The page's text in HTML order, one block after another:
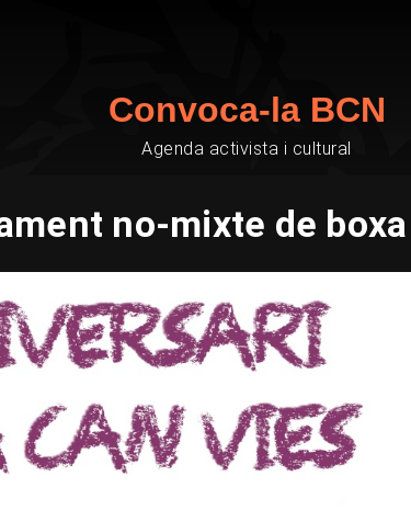
Convoca-la BCN
Agenda activista i cultural
no-mixte de